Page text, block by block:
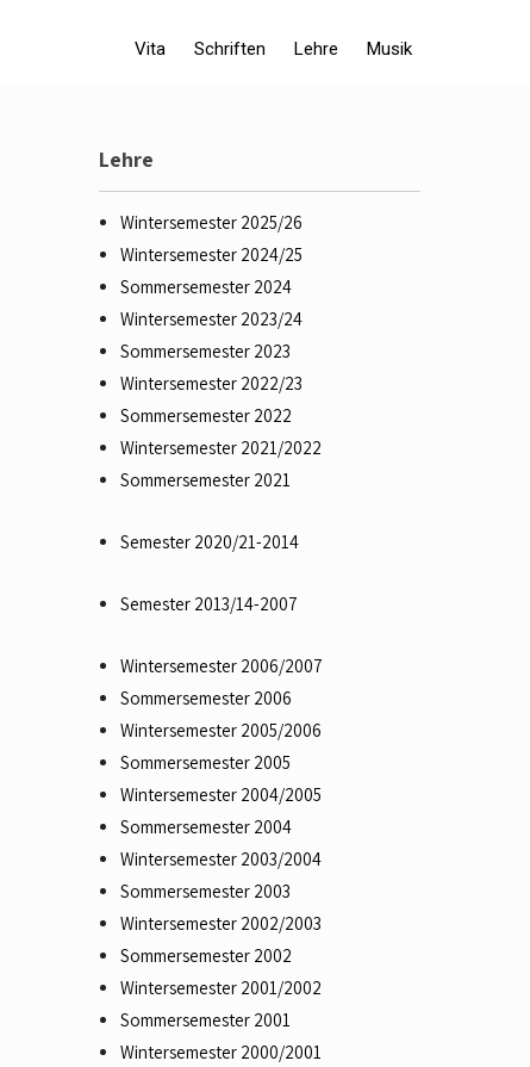
Vita Schriften Lehre Musik
Lehre
Wintersemester 2025/26
Wintersemester 2024/25
Sommersemester 2024
Wintersemester 2023/24
Sommersemester 2023
Wintersemester 2022/23
Sommersemester 2022
Wintersemester 2021/2022
Sommersemester 2021
Semester 2020/21-2014
Semester 2013/14-2007
Wintersemester 2006/2007
Sommersemester 2006
Wintersemester 2005/2006
Sommersemester 2005
Wintersemester 2004/2005
Sommersemester 2004
Wintersemester 2003/2004
Sommersemester 2003
Wintersemester 2002/2003
Sommersemester 2002
Wintersemester 2001/2002
Sommersemester 2001
Wintersemester 2000/2001